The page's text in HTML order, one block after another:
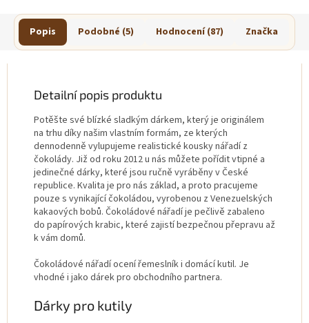
Popis Podobné (5) Hodnocení (87) Značka
Detailní popis produktu
Potěšte své blízké sladkým dárkem, který je originálem
na trhu díky našim vlastním formám, ze kterých
dennodenně vylupujeme realistické kousky nářadí z
čokolády. Již od roku 2012 u nás můžete pořídit vtipné a
jedinečné dárky, které jsou ručně vyráběny v České
republice. Kvalita je pro nás základ, a proto pracujeme
pouze s vynikající čokoládou, vyrobenou z Venezuelských
kakaových bobů. Čokoládové nářadí je pečlivě zabaleno
do papírových krabic, které zajistí bezpečnou přepravu až
k vám domů.
Čokoládové nářadí ocení řemeslník i domácí kutil. Je
vhodné i jako dárek pro obchodního partnera.
Dárky pro kutily